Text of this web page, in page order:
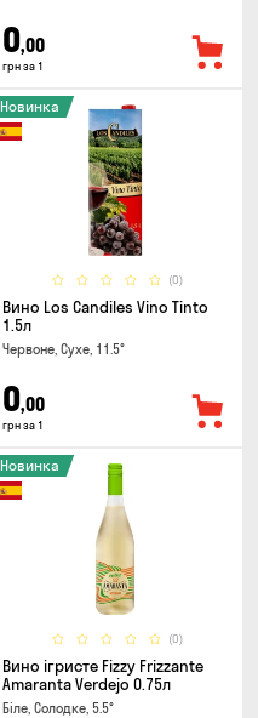
0,00
грн за 1
(0)
Новинка
Вино Los Candiles Vino Tinto
1.5л
Червоне, Сухе, 11.5°
0,00
грн за 1
(0)
Новинка
Вино ігристе Fizzy Frizzante
Amaranta Verdejo 0.75л
Біле, Солодке, 5.5°